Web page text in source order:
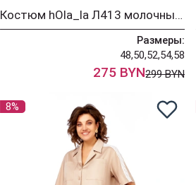
Костюм hOla_la Л413 молочный -зеленый
Размеры:
48,50,52,54,58
275 BYN299 BYN
8%